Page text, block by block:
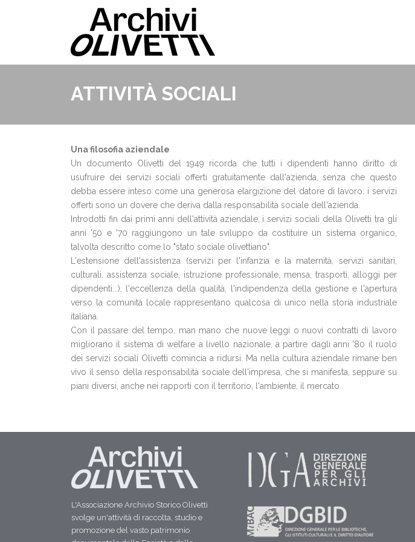
ATTIVITÀ SOCIALI
Una filosofia aziendale
Un documento Olivetti del 1949 ricorda che tutti i dipendenti hanno diritto di
usufruire dei servizi sociali offerti gratuitamente dall'azienda, senza che questo
debba essere inteso come una generosa elargizione del datore di lavoro: i servizi
offerti sono un dovere che deriva dalla responsabilità sociale dell'azienda.
Introdotti fin dai primi anni dell'attività aziendale, i servizi sociali della Olivetti tra gli
anni '50 e '70 raggiungono un tale sviluppo da costituire un sistema organico,
talvolta descritto come lo "stato sociale olivettiano".
L'estensione dell'assistenza (servizi per l'infanzia e la maternità, servizi sanitari,
culturali, assistenza sociale, istruzione professionale, mensa, trasporti, alloggi per
dipendenti...), l'eccellenza della qualità, l'indipendenza della gestione e l'apertura
verso la comunità locale rappresentano qualcosa di unico nella storia industriale
italiana.
Con il passare del tempo, man mano che nuove leggi o nuovi contratti di lavoro
migliorano il sistema di welfare a livello nazionale, a partire dagli anni '80 il ruolo
dei servizi sociali Olivetti comincia a ridursi. Ma nella cultura aziendale rimane ben
vivo il senso della responsabilità sociale dell'impresa, che si manifesta, seppure su
piani diversi, anche nei rapporti con il territorio, l'ambiente, il mercato.
L'Associazione Archivio Storico Olivetti
svolge un'attività di raccolta, studio e
promozione del vasto patrimonio